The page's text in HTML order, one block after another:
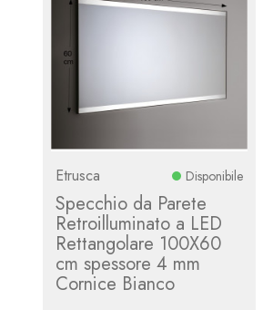
Etrusca Disponibile
Specchio da Parete
Retroilluminato a LED
Rettangolare 100X60
cm spessore 4 mm
Cornice Bianco